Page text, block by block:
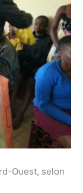
Ouest, selon